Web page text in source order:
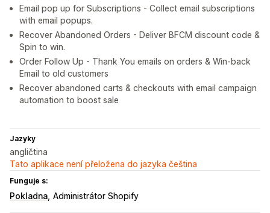
Email pop up for Subscriptions - Collect email subscriptions
with email popups.
Recover Abandoned Orders - Deliver BFCM discount code &
Spin to win.
Order Follow Up - Thank You emails on orders & Win-back
Email to old customers
Recover abandoned carts & checkouts with email campaign
automation to boost sale
Jazyky
angličtina
Tato aplikace není přeložena do jazyka čeština
Funguje s:
Pokladna Administrátor Shopify